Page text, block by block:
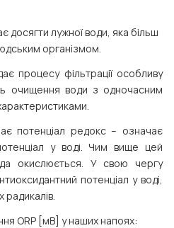
лужної води, яка більш
організмом.
процесу фільтрації особливу
очищення води з одночасним
потенціал редокс – означає
у воді. Чим вище цей
окислюється. У свою чергу
потенціал у воді,
радикалів.
ORP [мВ] у наших напоях: